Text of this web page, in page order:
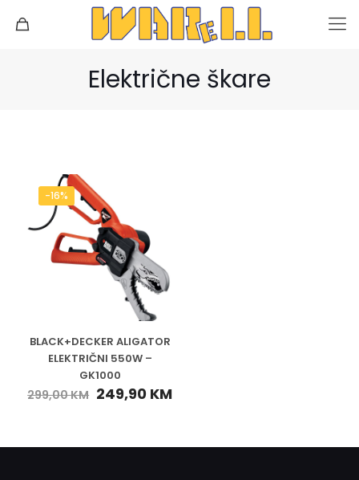
Električne škare
-16%
BLACK+DECKER ALIGATOR
ELEKTRIČNI 550W –
GK1000
299,00KM 249,90 KM